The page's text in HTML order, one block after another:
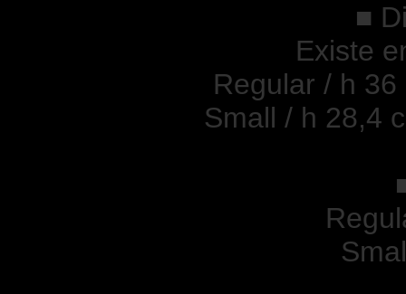
■
Existe
Regular / h
Small / h 28,4